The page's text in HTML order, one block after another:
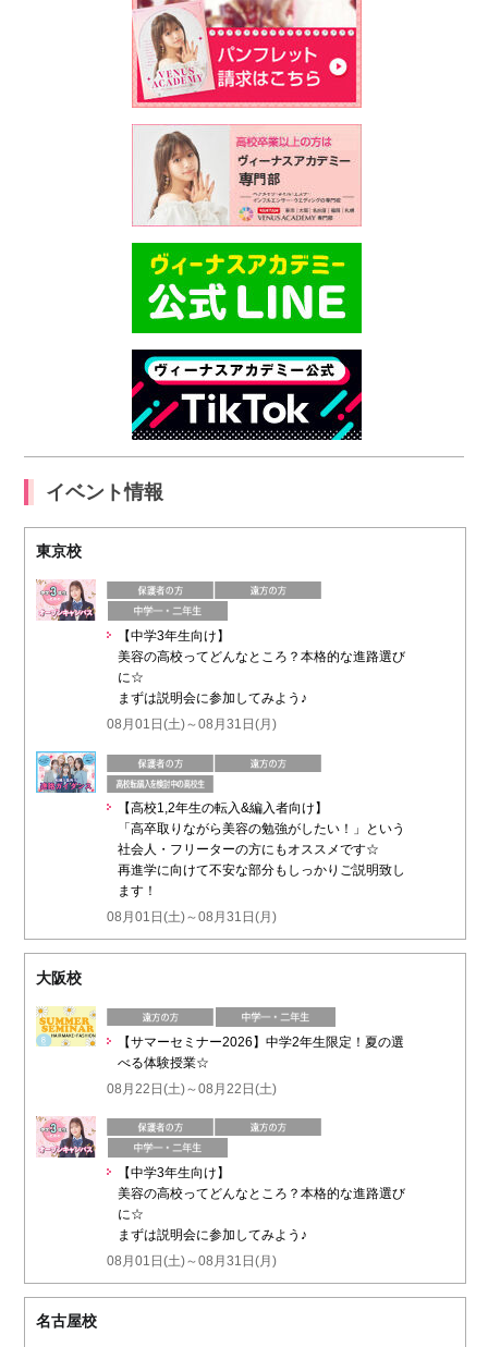
イベント情報
東京校
【中学3年生向け】
美容の高校ってどんなところ？本格的な進路選び
に☆
まずは説明会に参加してみよう♪
08月01日(土)～08月31日(月)
【高校1,2年生の転入&編入者向け】
「高卒取りながら美容の勉強がしたい！」という
社会人・フリーターの方にもオススメです☆
再進学に向けて不安な部分もしっかりご説明致し
ます！
08月01日(土)～08月31日(月)
大阪校
【サマーセミナー2026】中学2年生限定！夏の選
べる体験授業☆
08月22日(土)～08月22日(土)
【中学3年生向け】
美容の高校ってどんなところ？本格的な進路選び
に☆
まずは説明会に参加してみよう♪
08月01日(土)～08月31日(月)
名古屋校